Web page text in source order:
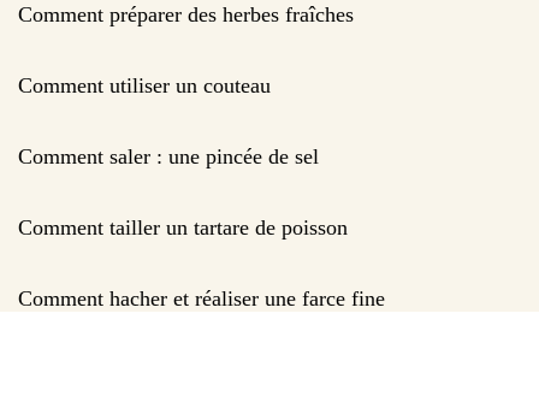
Comment préparer des herbes fraîches
Comment utiliser un couteau
Comment saler : une pincée de sel
Comment tailler un tartare de poisson
Comment hacher et réaliser une farce fine